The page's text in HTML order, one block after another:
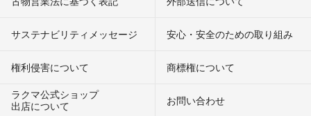
サステナビリティメッセージ 安心・安全のための取り組み
権利侵害について
商標権について
ラクマ公式ショップ
出店について
お問い合わせ